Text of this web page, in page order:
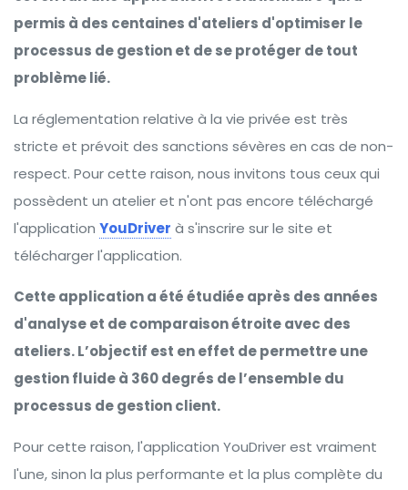
permis à des centaines d'ateliers d'optimiser le
processus de gestion et de se protéger de tout
problème lié.
La réglementation relative à la vie privée est très
stricte et prévoit des sanctions sévères en cas de non-
respect. Pour cette raison, nous invitons tous ceux qui
possèdent un atelier et n'ont pas encore téléchargé
l'application YouDriver à s'inscrire sur le site et
télécharger l'application.
Cette application a été étudiée après des années
d'analyse et de comparaison étroite avec des
ateliers. L’objectif est en effet de permettre une
gestion fluide à 360 degrés de l’ensemble du
processus de gestion client.
Pour cette raison, l'application YouDriver est vraiment
l'une, sinon la plus performante et la plus complète du